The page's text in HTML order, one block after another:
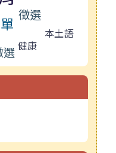
徵選
本土語
選 健康